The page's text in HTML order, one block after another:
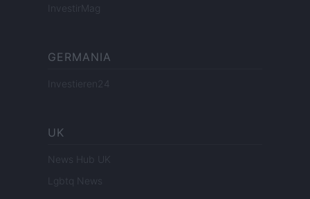
InvestirMag
GERMANIA
Investieren24
UK
News Hub UK
Lgbtq News